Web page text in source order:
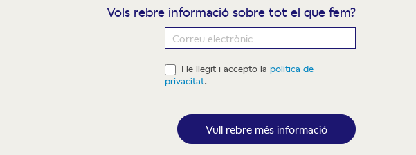
Vols rebre informació sobre tot el que fem?
He llegit i accepto lapolítica de
privacitat.
Vull rebre més informació